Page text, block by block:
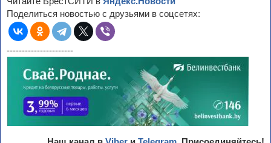
Поделиться новостью с друзьями в соцсетях:
----------------------